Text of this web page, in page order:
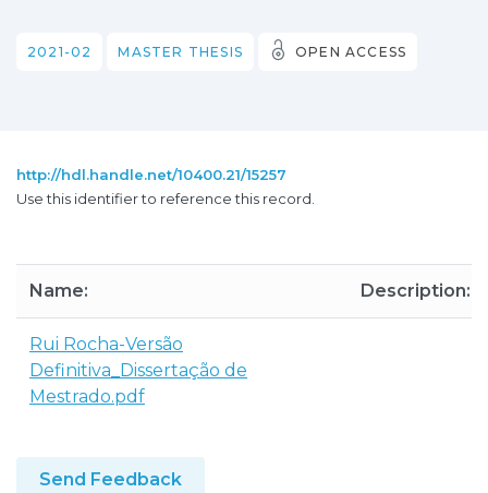
2021-02 MASTER THESIS OPEN ACCESS
http://hdl.handle.net/10400.21/15257
Use this identifier to reference this record.
Name: Description:
Rui Rocha-Versão
Definitiva_Dissertação de
Mestrado.pdf
Send Feedback